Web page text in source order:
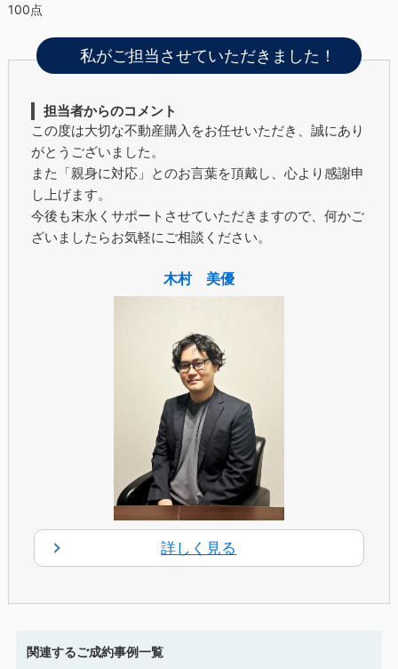
100点
私がご担当させていただきました！
担当者からのコメント
この度は大切な不動産購入をお任せいただき、誠にあり
がとうございました。
また「親身に対応」とのお言葉を頂戴し、心より感謝申
し上げます。
今後も末永くサポートさせていただきますので、何かご
ざいましたらお気軽にご相談ください。
木村 美優
詳しく見る
関連するご成約事例一覧